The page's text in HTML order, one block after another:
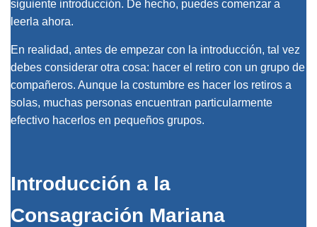
siguiente introducción. De hecho, puedes comenzar a
leerla ahora.
En realidad, antes de empezar con la introducción, tal vez
debes considerar otra cosa: hacer el retiro con un grupo de
compañeros. Aunque la costumbre es hacer los retiros a
solas, muchas personas encuentran particularmente
efectivo hacerlos en pequeños grupos.
Introducción a la
Consagración Mariana